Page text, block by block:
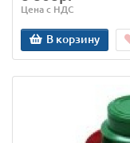
Цена с НДС
В корзину